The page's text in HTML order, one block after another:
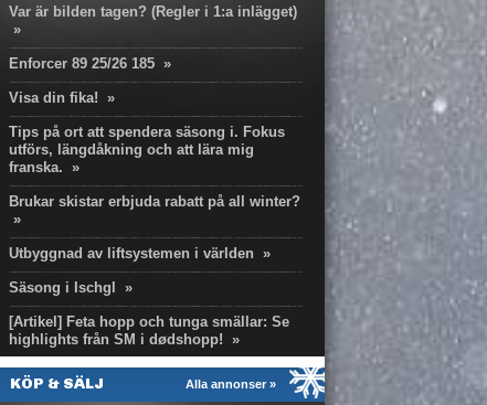
Var är bilden tagen? (Regler i 1:a inlägget)
»
Enforcer 89 25/26 185 »
Visa din fika! »
Tips på ort att spendera säsong i. Fokus
utförs, längdåkning och att lära mig
franska. »
Brukar skistar erbjuda rabatt på all winter?
»
Utbyggnad av liftsystemen i världen »
Säsong i Ischgl »
[Artikel] Feta hopp och tunga smällar: Se
highlights från SM i dødshopp! »
Alla annonser »
KÖP & SÄLJ